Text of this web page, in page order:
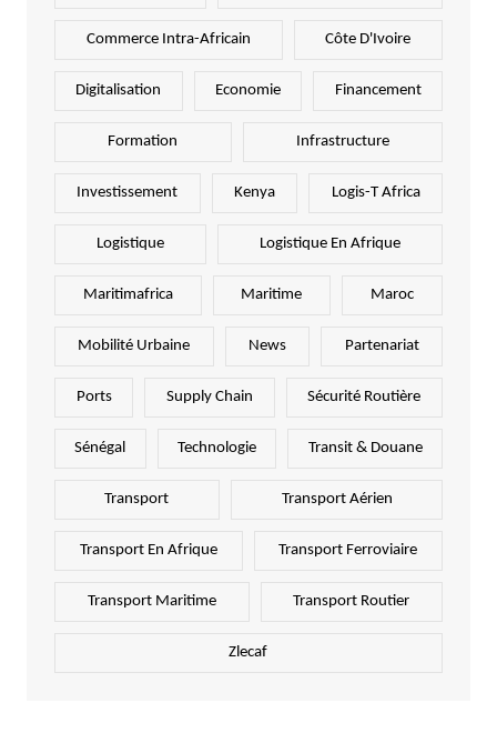
Commerce Intra-Africain Côte D'Ivoire
Digitalisation Economie Financement
Formation Infrastructure
Investissement Kenya Logis-T Africa
Logistique Logistique En Afrique
Maritimafrica Maritime Maroc
Mobilité Urbaine News Partenariat
Ports Supply Chain Sécurité Routière
Sénégal Technologie Transit & Douane
Transport Transport Aérien
Transport En Afrique Transport Ferroviaire
Transport Maritime Transport Routier
Zlecaf